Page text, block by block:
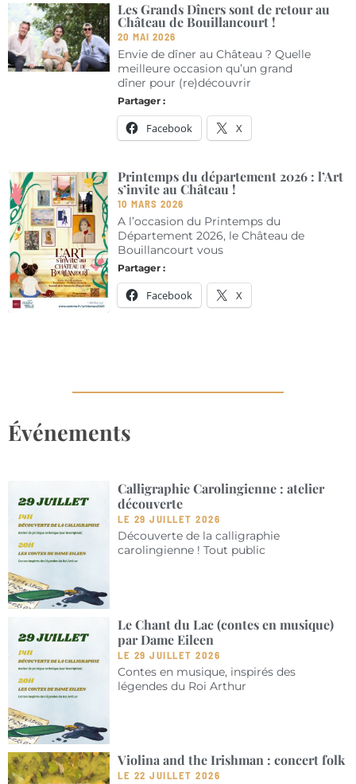
Les Grands Dîners sont de retour au
Château de Bouillancourt !
20 MAI 2026
Envie de dîner au Château ? Quelle
meilleure occasion qu’un grand
dîner pour (re)découvrir
Partager :
Facebook X
Printemps du département 2026 : l’Art
s’invite au Château !
10 MARS 2026
A l’occasion du Printemps du
Département 2026, le Château de
Bouillancourt vous
Partager :
Facebook X
Événements
Calligraphie Carolingienne : atelier
découverte
LE 29 JUILLET 2026
Découverte de la calligraphie
carolingienne ! Tout public
Le Chant du Lac (contes en musique)
par Dame Eileen
LE 29 JUILLET 2026
Contes en musique, inspirés des
légendes du Roi Arthur
Violina and the Irishman : concert folk
LE 22 JUILLET 2026